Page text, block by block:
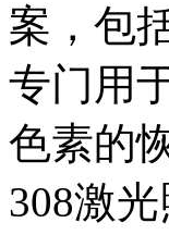
案，包
专门用
色素的
308激